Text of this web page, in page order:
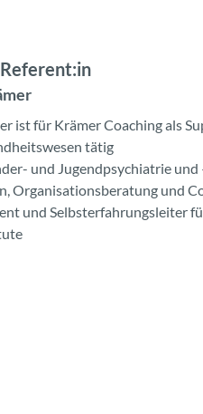
ist für Krämer Coaching als
tätig
und Jugendpsychiatrie
Organisationsberatung und
und Selbsterfahrungsleiter